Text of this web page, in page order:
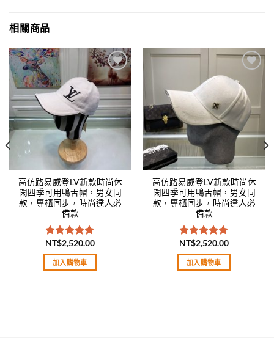
相關商品
Add to
wishlist
高仿路易威登LV新款時尚休
閑四季可用鴨舌帽，男女同
款，專櫃同步，時尚達人必
備款
評分5.00
滿分 5
NT$2,520.00
加入購物車
Add to
wishlist
高仿路易威登LV新款時尚休
閑四季可用鴨舌帽，男女同
款，專櫃同步，時尚達人必
備款
評分5.00
滿分 5
NT$2,520.00
加入購物車